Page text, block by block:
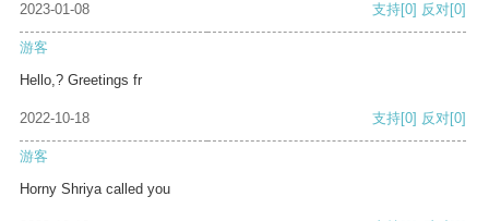
2023-01-08 支持[0] 反对[0]
游客
Hello,? Greetings fr
2022-10-18 支持[0] 反对[0]
游客
Horny Shriya called you